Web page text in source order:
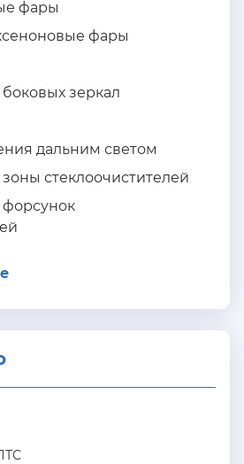
фары
фары
зеркал
дальним светом
стеклоочистителей
форсунок